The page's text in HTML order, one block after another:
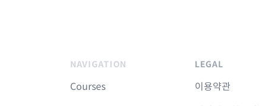
NAVIGATION
Courses
LEGAL
이용약관